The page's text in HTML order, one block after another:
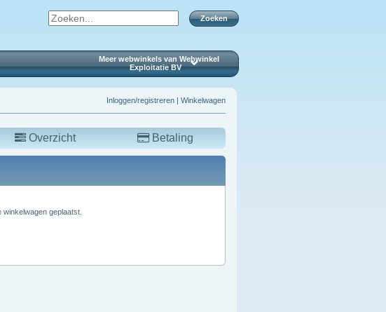
Zoeken
Meer webwinkels van Webwinkel
Exploitatie BV
Inloggen/registreren| Winkelwagen
Overzicht Betaling
geplaatst.